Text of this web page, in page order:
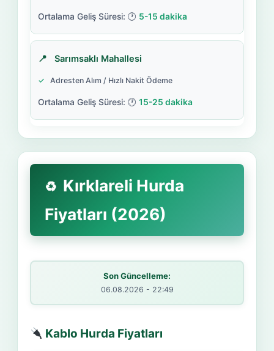
5-15 dakika
Sarımsaklı Mahallesi
Adresten Alım / Hızlı Nakit Ödeme
15-25 dakika
Kırklareli Hurda
Fiyatları (2026)
Son Güncelleme:
06.08.2026 - 22:49
Kablo Hurda Fiyatları